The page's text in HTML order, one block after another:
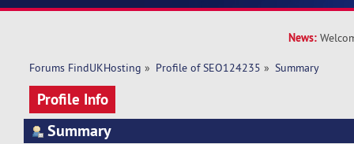
News:
Forums FindUKHosting » Profile of SEO124235 » Summary
Profile Info
Summary